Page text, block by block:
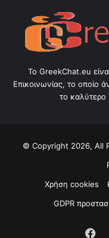
Το GreekChat.eu
Επικοινωνίας, το οποίο
το καλύτερο
© Copyright 2026, All
Χρήση cookies
GDPR